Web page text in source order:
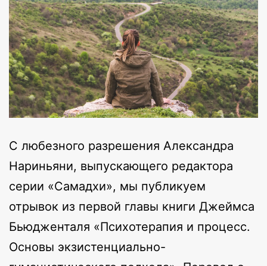
С любезного разрешения Александра
Нариньяни, выпускающего редактора
серии «Самадхи», мы публикуем
отрывок из первой главы книги Джеймса
Бьюдженталя «Психотерапия и процесс.
Основы экзистенциально-